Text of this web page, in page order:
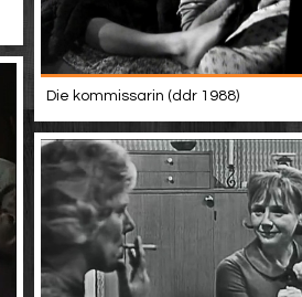
Die kommissarin (ddr 1988)